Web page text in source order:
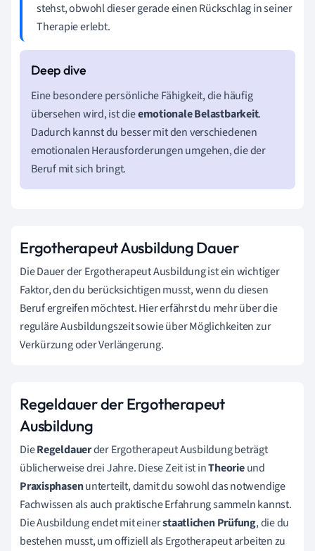
stehst, obwohl dieser gerade einen Rückschlag in seiner
Therapie erlebt.
Eine besondere persönliche Fähigkeit, die häufig
übersehen wird, ist dieemotionale Belastbarkeit.
Dadurch kannst du besser mit den verschiedenen
emotionalen Herausforderungen umgehen, die der
Beruf mit sich bringt.
Ergotherapeut Ausbildung Dauer
Die Dauer der Ergotherapeut Ausbildung ist ein wichtiger
Faktor, den du berücksichtigen musst, wenn du diesen
Beruf ergreifen möchtest. Hier erfährst du mehr über die
reguläre Ausbildungszeit sowie über Möglichkeiten zur
Verkürzung oder Verlängerung.
Regeldauer der Ergotherapeut
Ausbildung
DieRegeldauerder Ergotherapeut Ausbildung beträgt
üblicherweise drei Jahre. Diese Zeit ist inTheorieund
Praxisphasenunterteilt, damit du sowohl das notwendige
Fachwissen als auch praktische Erfahrung sammeln kannst.
Die Ausbildung endet mit einerstaatlichen Prüfung, die du
bestehen musst, um offiziell als Ergotherapeut arbeiten zu